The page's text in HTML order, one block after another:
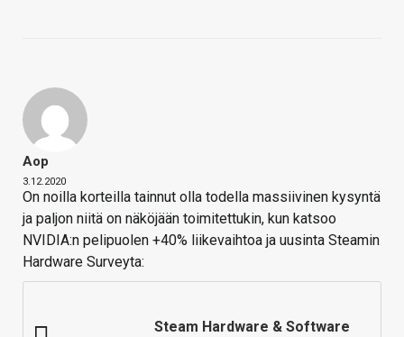
Aop
3.12.2020
On noilla korteilla tainnut olla todella massiivinen kysyntä
ja paljon niitä on näköjään toimitettukin, kun katsoo
NVIDIA:n pelipuolen +40% liikevaihtoa ja uusinta Steamin
Hardware Surveyta:
Steam Hardware & Software